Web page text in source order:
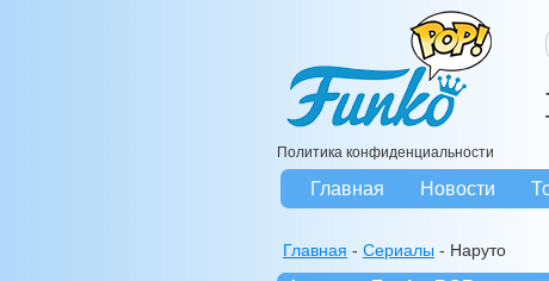
Политика конфиденциальности
Главная Новости
Главная - Сериалы - Наруто